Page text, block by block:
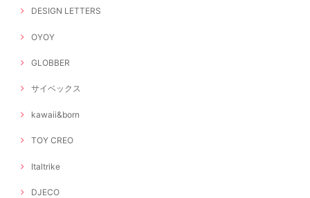
DESIGN LETTERS
OYOY
GLOBBER
サイベックス
kawaii&born
TOY CREO
Italtrike
DJECO